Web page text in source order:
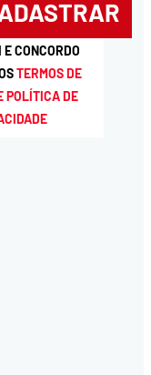
E CONCORDO
TERMOS DE
POLÍTICA DE